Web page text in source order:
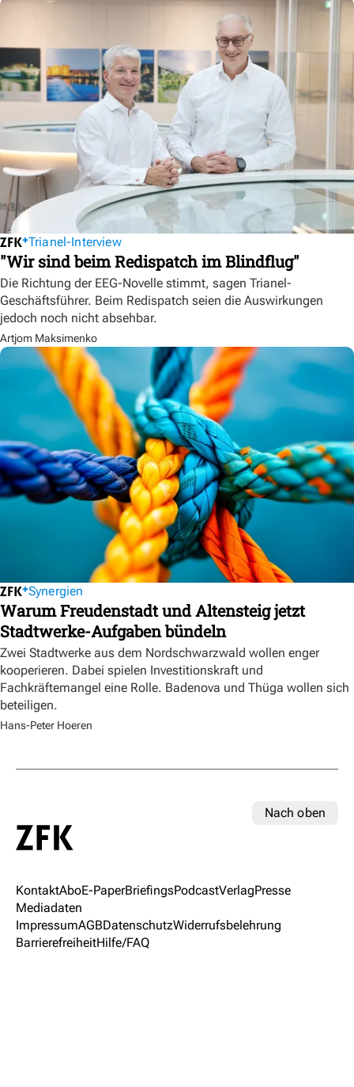
Trianel-Interview
"Wir sind beim Redispatch im Blindflug"
Die Richtung der EEG-Novelle stimmt, sagen Trianel-
Geschäftsführer. Beim Redispatch seien die Auswirkungen
jedoch noch nicht absehbar.
Artjom Maksimenko
Synergien
Warum Freudenstadt und Altensteig jetzt
Stadtwerke-Aufgaben bündeln
Zwei Stadtwerke aus dem Nordschwarzwald wollen enger
kooperieren. Dabei spielen Investitionskraft und
Fachkräftemangel eine Rolle. Badenova und Thüga wollen sich
beteiligen.
Hans-Peter Hoeren
Nach oben
KontaktAboE-PaperBriefingsPodcastVerlagPresse
Mediadaten
ImpressumAGBDatenschutzWiderrufsbelehrung
BarrierefreiheitHilfe/FAQ